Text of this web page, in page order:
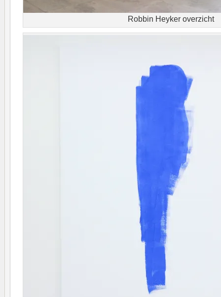
Robbin Heyker overzicht